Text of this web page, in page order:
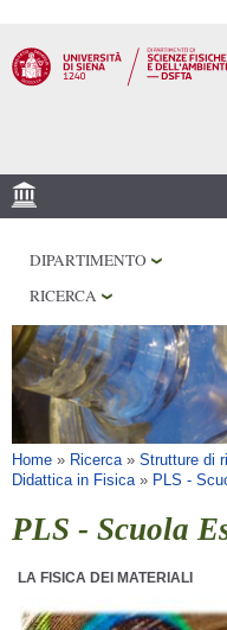
MUSEI
OSSERVATORIO
BIBLIOTECHE
SERVIZI
DIPARTIMENTO
RICERCA
Tu sei qui
Home » Ricerca» Strutture di
Didattica in Fisica» PLS -
PLS - Scuola
LA FISICA DEI MATERIALI